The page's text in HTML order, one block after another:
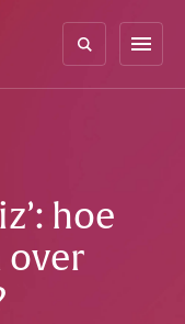
menu
hoe
over